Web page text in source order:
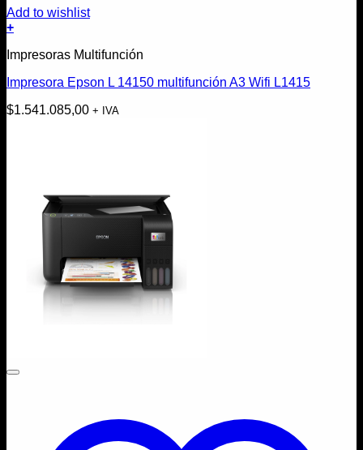
Add to wishlist
+
Impresoras Multifunción
Impresora Epson L 14150 multifunción A3 Wifi L1415
$1.541.085,00 + IVA